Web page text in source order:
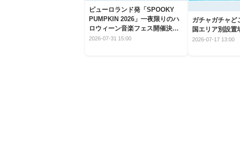
ピューロランド発「SPOOKY
PUMPKIN 2026」一夜限りのハ
ロウィーン音楽フェス開催決
定！
2026-07-31 15:00
ガチャガチャど
国エリア別設置
2026-07-17 13:00